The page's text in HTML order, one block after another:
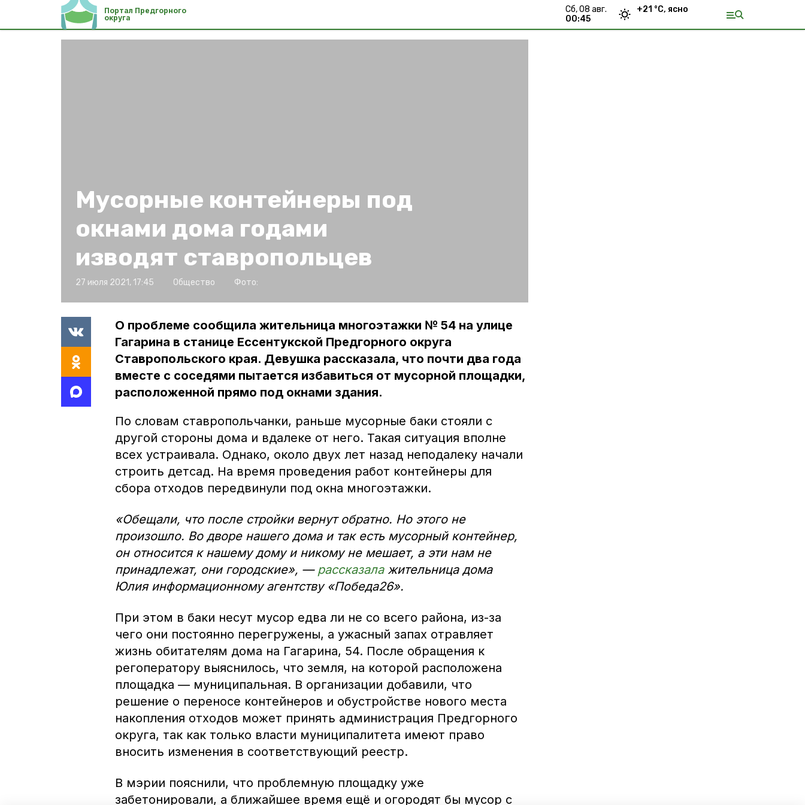
Портал Предгорного
округа
сб, 08 авг.
00:45
+21 °С, ясно
Мусорные контейнеры под
окнами дома годами
изводят ставропольцев
27 июля 2021, 17:45 Общество Фото:
О проблеме сообщила жительница многоэтажки № 54 на улице
Гагарина в станице Ессентукской Предгорного округа
Ставропольского края. Девушка рассказала, что почти два года
вместе с соседями пытается избавиться от мусорной площадки,
расположенной прямо под окнами здания.
По словам ставропольчанки, раньше мусорные баки стояли с
другой стороны дома и вдалеке от него. Такая ситуация вполне
всех устраивала. Однако, около двух лет назад неподалеку начали
строить детсад. На время проведения работ контейнеры для
сбора отходов передвинули под окна многоэтажки.
«Обещали, что после стройки вернут обратно. Но этого не
произошло. Во дворе нашего дома и так есть мусорный контейнер,
он относится к нашему дому и никому не мешает, а эти нам не
принадлежат, они городские», — рассказала жительница дома
Юлия информационному агентству «Победа26».
При этом в баки несут мусор едва ли не со всего района, из-за
чего они постоянно перегружены, а ужасный запах отравляет
жизнь обитателям дома на Гагарина, 54. После обращения к
регоператору выяснилось, что земля, на которой расположена
площадка — муниципальная. В организации добавили, что
решение о переносе контейнеров и обустройстве нового места
накопления отходов может принять администрация Предгорного
округа, так как только власти муниципалитета имеют право
вносить изменения в соответствующий реестр.
В мэрии пояснили, что проблемную площадку уже
забетонировали, а ближайшее время ещё и огородят бы мусор с